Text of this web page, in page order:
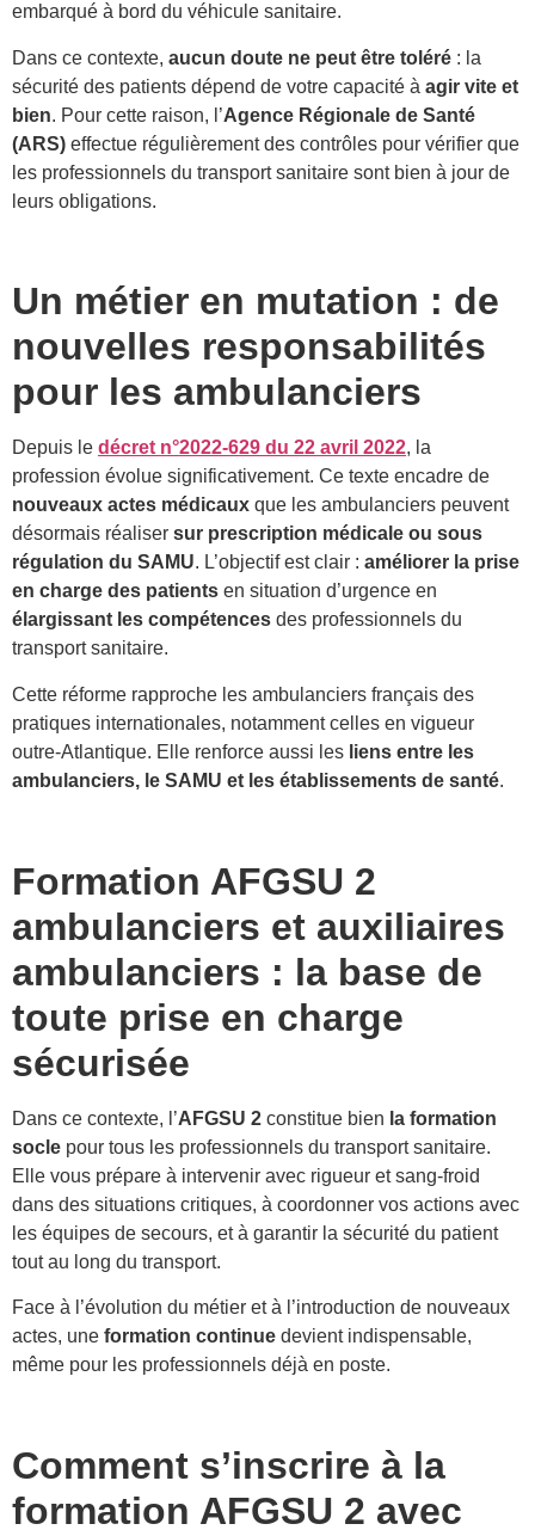
embarqué à bord du véhicule sanitaire.
Dans ce contexte, aucun doute ne peut être toléré : la
sécurité des patients dépend de votre capacité à agir vite et
bien. Pour cette raison, l’Agence Régionale de Santé
(ARS) effectue régulièrement des contrôles pour vérifier que
les professionnels du transport sanitaire sont bien à jour de
leurs obligations.
Un métier en mutation : de
nouvelles responsabilités
pour les ambulanciers
Depuis le décret n°2022-629 du 22 avril 2022, la
profession évolue significativement. Ce texte encadre de
nouveaux actes médicaux que les ambulanciers peuvent
désormais réaliser sur prescription médicale ou sous
régulation du SAMU. L’objectif est clair : améliorer la prise
en charge des patients en situation d’urgence en
élargissant les compétences des professionnels du
transport sanitaire.
Cette réforme rapproche les ambulanciers français des
pratiques internationales, notamment celles en vigueur
outre-Atlantique. Elle renforce aussi les liens entre les
ambulanciers, le SAMU et les établissements de santé.
Formation AFGSU 2
ambulanciers et auxiliaires
ambulanciers : la base de
toute prise en charge
sécurisée
Dans ce contexte, l’AFGSU 2 constitue bien la formation
socle pour tous les professionnels du transport sanitaire.
Elle vous prépare à intervenir avec rigueur et sang-froid
dans des situations critiques, à coordonner vos actions avec
les équipes de secours, et à garantir la sécurité du patient
tout au long du transport.
Face à l’évolution du métier et à l’introduction de nouveaux
actes, une formation continue devient indispensable,
même pour les professionnels déjà en poste.
Comment s’inscrire à la
formation AFGSU 2 avec